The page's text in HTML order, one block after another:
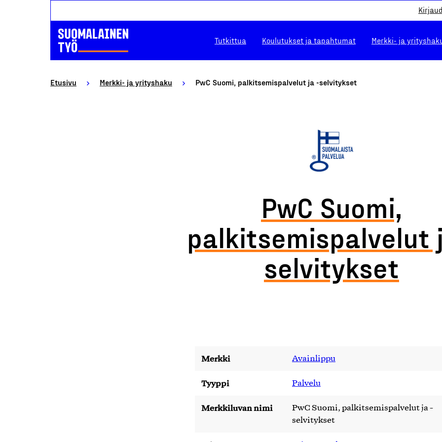
Tutkittua Koulutukset ja tapahtumat Merkki- ja
Etusivu Merkki- ja yrityshaku PwC Suomi, palkitsemispalvelut ja -selvitykset
PwC Suomi,
palkitsemispalvelut
selvitykset
Merkki Avainlippu
Tyyppi Palvelu
Merkkiluvan nimi
PwC Suomi, palkitsemispalvelut ja -
selvitykset